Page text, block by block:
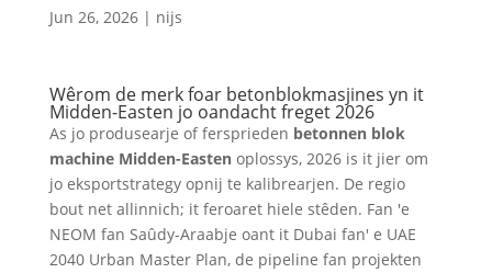
Jun 26, 2026| nijs
Wêrom de merk foar betonblokmasjines yn it
Midden-Easten jo oandacht freget 2026
As jo ​​produsearje of fersprieden betonnen blok
machine Midden-Easten oplossys, 2026 is it jier om
jo eksportstrategy opnij te kalibrearjen. De regio
bout net allinnich; it feroaret hiele stêden. Fan 'e
NEOM fan Saûdy-Araabje oant it Dubai fan' e UAE
2040 Urban Master Plan, de pipeline fan projekten